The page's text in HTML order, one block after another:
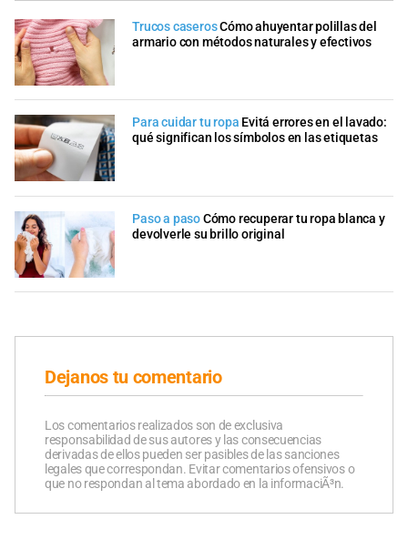
Trucos caserosCómo ahuyentar polillas del
armario con métodos naturales y efectivos
Para cuidar tu ropa Evitá errores en el lavado:
qué significan los símbolos en las etiquetas
Paso a pasoCómo recuperar tu ropa blanca y
devolverle su brillo original
Dejanos tu comentario
Los comentarios realizados son de exclusiva
responsabilidad de sus autores y las consecuencias
derivadas de ellos pueden ser pasibles de las sanciones
legales que correspondan. Evitar comentarios ofensivos o
que no respondan al tema abordado en la informaciÃ³n.